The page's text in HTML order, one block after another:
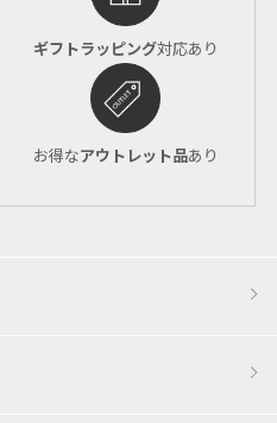
ギフトラッピング対応あり
お得なアウトレット品あり